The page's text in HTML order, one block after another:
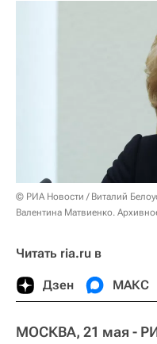
© РИА Новости / Виталий
Валентина Матвиенко.
Читать ria.ru в
Дзен МАКС
МОСКВА, 21 мая -